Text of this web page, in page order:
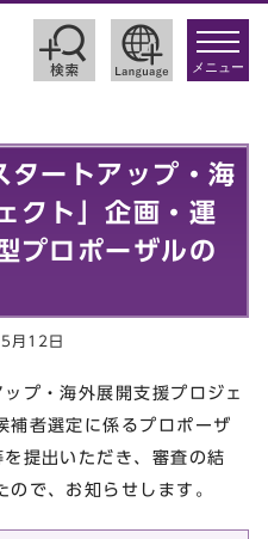
toggle
メニュー
タートアップ・海
クト」企画・運
プロポーザルの
月12日
プ・海外展開支援プロジェ
補者選定に係るプロポーザ
提出いただき、審査の結
で、お知らせします。